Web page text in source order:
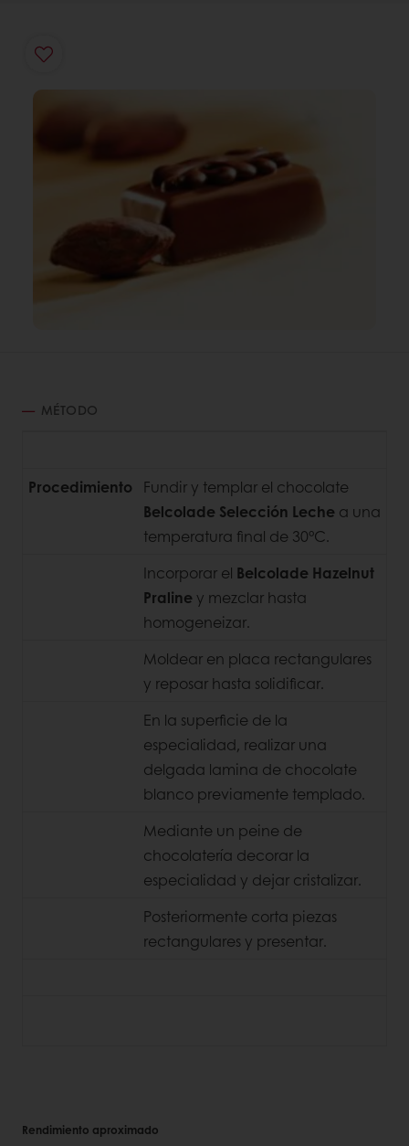
MÉTODO
Procedimiento
Fundir y templar el chocolate
Belcolade Selección Leche a una
temperatura final de 30°C.
Incorporar el Belcolade Hazelnut
Praline y mezclar hasta
homogeneizar.
Moldear en placa rectangulares
y reposar hasta solidificar.
En la superficie de la
especialidad, realizar una
delgada lamina de chocolate
blanco previamente templado.
Mediante un peine de
chocolatería decorar la
especialidad y dejar cristalizar.
Posteriormente corta piezas
rectangulares y presentar.
Rendimiento aproximado